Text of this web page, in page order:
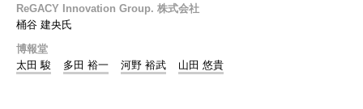
ReGACY Innovation Group. 株式会社
桶谷 建央氏
博報堂
太田 駿
多田 裕一 河野 裕武 山田 悠貴